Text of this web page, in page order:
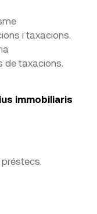
i taxacions.
de taxacions.
immobiliaris